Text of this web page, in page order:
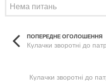
Нема питань
ПОПЕРЕДНЕ ОГОЛОШЕННЯ
Кулачки зворотні до
Кулачки зворотні до